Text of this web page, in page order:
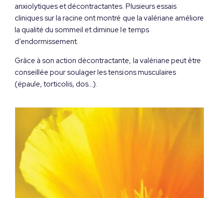
anxiolytiques et décontractantes. Plusieurs essais
cliniques sur la racine ont montré que la valériane améliore
la qualité du sommeil et diminue le temps
d’endormissement.
Grâce à son action décontractante, la valériane peut être
conseillée pour soulager les tensions musculaires
(épaule, torticolis, dos…).